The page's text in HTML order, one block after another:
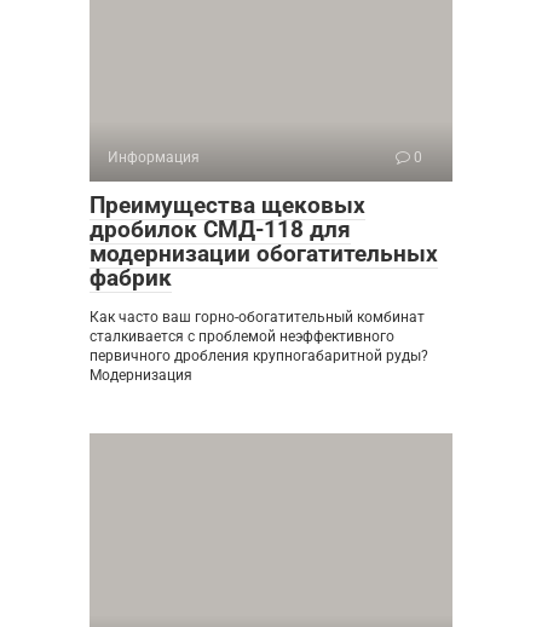
Информация 0
Преимущества щековых
дробилок СМД-118 для
модернизации обогатительных
фабрик
Как часто ваш горно-обогатительный комбинат
сталкивается с проблемой неэффективного
первичного дробления крупногабаритной руды?
Модернизация